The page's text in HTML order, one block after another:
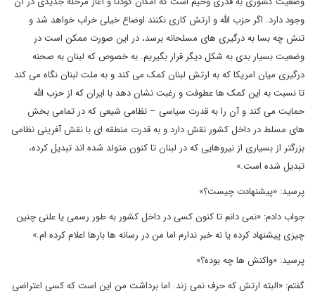
وجود دارد. اگر حزب الله و ارتش کاری نکنند اوضاع خیلی خراب خواهد شد و
تنش چه بسا به درگیری های مسلحانه برسد، در این صورت ممکن است در
وضعیت بسیار بدی به شکل دیگر قرار بگیریم. به خصوص که لبنان به صحنه
درگیری میان امریکا که به ارتش لبنان کمک می کند و به ملت لبنان نگاه می کند
تا نسبت به این کمک ها عطوفت و رغبت نشان دهد با ایران که از حزب الله
حمایت می کند و آن را به قدرت سیاسی – نظامی شیعی که در تمامی بخش
های مسلط در داخل کشور نقش دارد و به قدرت منطقه ای با نقش آفرینی نظامی
بزرگتر از بسیاری از نیروهایی که در لبنان تا کنون متولد شده اند تبدیل کرده،
تبدیل شده است.»
پرسید: «پیشنهادت چیست؟»
جواب دادم: «نمی دانم تا کنون کسی در داخل کشور به طور رسمی یا علنی چنین
چیزی پیشنهاد کرده یا نه خبر ندارم اما من در رسانه ها بارها اعلام کرده ام.»
پرسید: «واکنش ها چه بوده؟»
گفتم: «البته ارتش که حرف نمی زند. اما برداشت من این است که کسی اعتراضی